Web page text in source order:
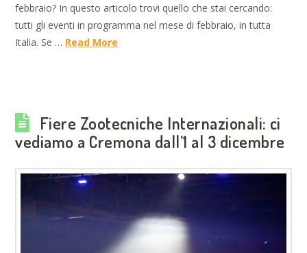
febbraio? In questo articolo trovi quello che stai cercando:
tutti gli eventi in programma nel mese di febbraio, in tutta
Italia. Se … Read More
Fiere Zootecniche Internazionali: ci
vediamo a Cremona dall’1 al 3 dicembre